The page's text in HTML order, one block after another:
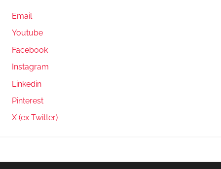
Email
Youtube
Facebook
Instagram
Linkedin
Pinterest
X (ex Twitter)